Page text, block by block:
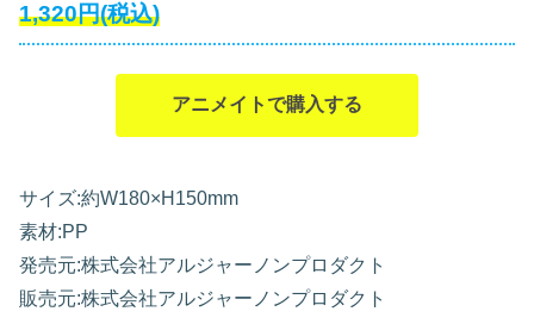
1,320円(税込)
アニメイトで購入する
サイズ:約W180×H150mm
素材:PP
発売元:株式会社アルジャーノンプロダクト
販売元:株式会社アルジャーノンプロダクト